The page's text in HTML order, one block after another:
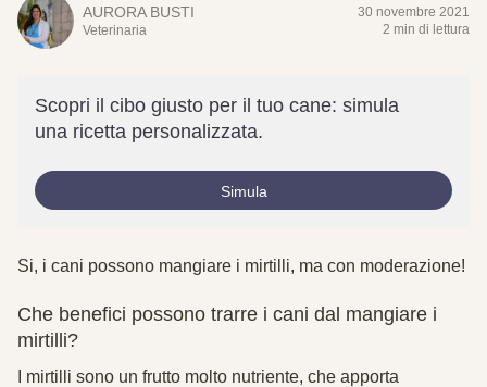
AURORA BUSTI
Veterinaria
30 novembre 2021
2 min di lettura
Scopri il cibo giusto per il tuo cane: simula
una ricetta personalizzata.
Simula
Si, i cani possono mangiare i mirtilli, ma con moderazione!
Che benefici possono trarre i cani dal mangiare i
mirtilli?
I mirtilli sono un frutto molto nutriente, che apporta